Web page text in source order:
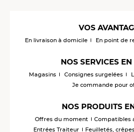
VOS
En livraison à domicile En point de
NOS SERVICES
Magasins Consignes surgelées
Je commande pour
NOS PRODUITS
Offres du moment Compatibles
Entrées Traiteur
Feuilletés,